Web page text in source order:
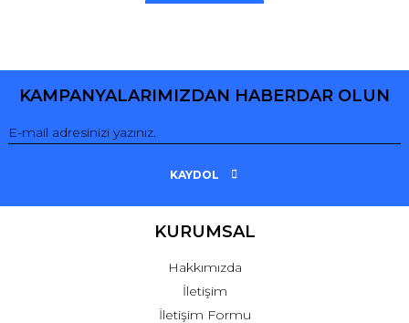
KAMPANYALARIMIZDAN HABERDAR OLUN
KAYDOL
KURUMSAL
Hakkımızda
İletişim
İletişim Formu